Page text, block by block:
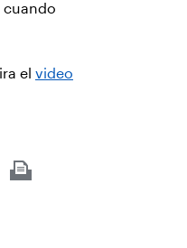
cuando
el video